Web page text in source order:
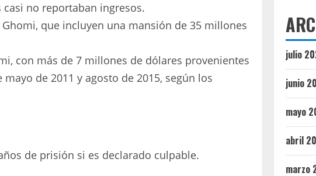
no reportaban ingresos.
que incluyen una mansión de 35 millones
con más de 7 millones de dólares provenientes
de 2011 y agosto de 2015, según los
de prisión si es declarado culpable.
julio
junio
mayo
abril
marzo